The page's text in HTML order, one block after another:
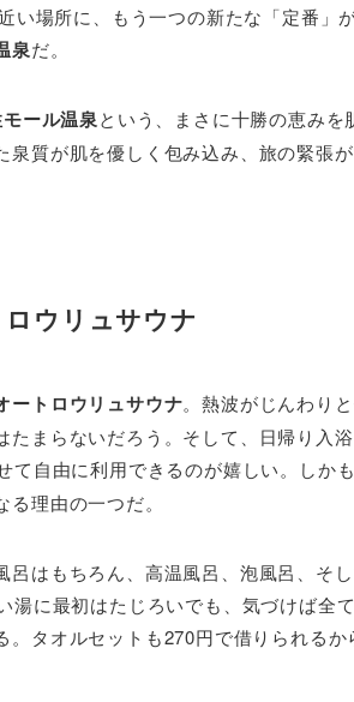
い場所に、もう一つの新たな「定番」
泉だ。
ール温泉という、まさに十勝の恵みを
質が肌を優しく包み込み、旅の緊張
ウリュサウナ
ートロウリュサウナ。熱波がじんわり
まらないだろう。そして、日帰り入
て自由に利用できるのが嬉しい。しか
理由の一つだ。
はもちろん、高温風呂、泡風呂、そ
に最初はたじろいでも、気づけば全
タオルセットも270円で借りられるか